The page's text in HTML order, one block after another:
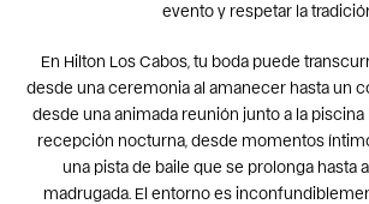
evento y respetar la
En Hilton Los Cabos, tu boda puede
desde una ceremonia al amanecer hasta un
desde una animada reunión junto a la piscina
recepción nocturna, desde momentos
una pista de baile que se prolonga hasta
madrugada. El entorno es